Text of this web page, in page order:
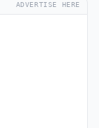
ADVERTISE HERE